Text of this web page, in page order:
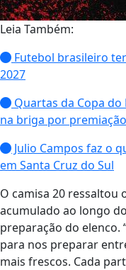
Leia Também:
Futebol brasileiro
2027
Quartas da Copa
na briga por
Julio Campos faz o
em Santa Cruz do Sul
O camisa 20 ressaltou
acumulado ao longo
preparação do elenco.
para nos preparar
mais frescos. Cada